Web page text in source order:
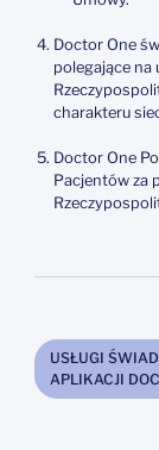
Doctor One
polegające na
charakteru
Doctor One
Pacjentów za
USŁUGI
APLIKACJI